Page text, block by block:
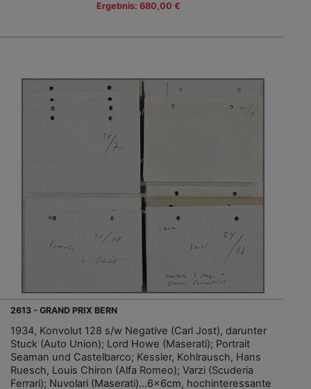
Ergebnis: 680,00 €
2613 - GRAND PRIX BERN
1934, Konvolut 128 s/w Negative (Carl Jost), darunter
Stuck (Auto Union); Lord Howe (Maserati); Portrait
Seaman und Castelbarco; Kessler, Kohlrausch, Hans
Ruesch, Louis Chiron (Alfa Romeo); Varzi (Scuderia
Ferrari); Nuvolari (Maserati)…6x6cm, hochinteressante